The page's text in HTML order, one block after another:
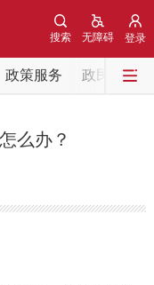
登录
无障碍
搜索
政策服务 政民互动
么办？